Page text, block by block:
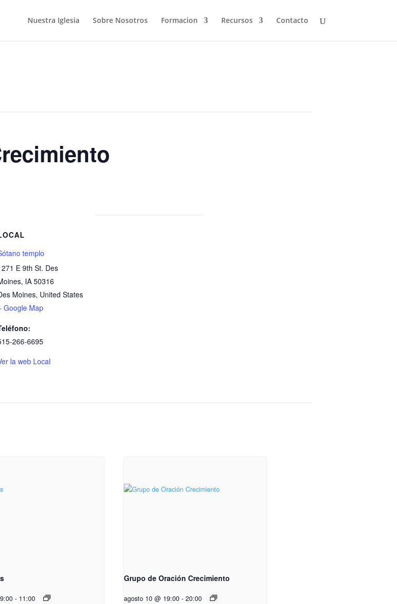
Nuestra Iglesia Sobre Nosotros Formacion Recursos Contacto
templo
E 9th St. Des
IA 50316
Moines, United States
Google Map
266-6695
la web Local
- 11:00
Grupo de Oración Crecimiento
agosto 10 @ 19:00 - 20:00